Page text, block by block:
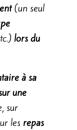
(un seul
lors du
à sa
une
sur
les repas